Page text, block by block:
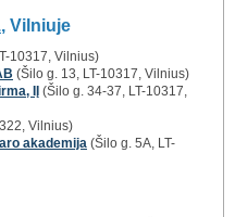
, Vilniuje
10317, Vilnius)
(Šilo g. 13, LT-10317, Vilnius)
IĮ
(Šilo g. 34-37, LT-10317,
Vilnius)
akademija (Šilo g. 5A, LT-